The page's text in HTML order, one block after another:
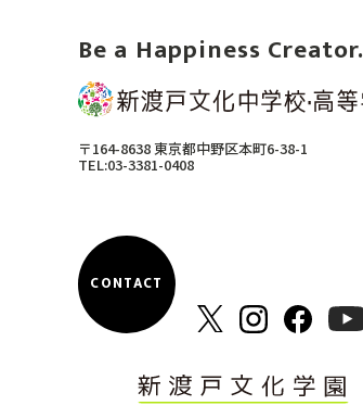
Be a Happiness Creator.
〒164-8638 東京都中野区本町6-38-1
TEL:03-3381-0408
CONTACT